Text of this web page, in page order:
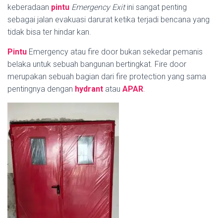
keberadaan pintu Emergency Exitini sangat penting
sebagai jalan evakuasi darurat ketika terjadi bencana yang
tidak bisa ter hindar kan.
Pintu Emergency atau fire door bukan sekedar pemanis
belaka untuk sebuah bangunan bertingkat. Fire door
merupakan sebuah bagian dari fire protection yang sama
pentingnya dengan hydrant atau APAR.